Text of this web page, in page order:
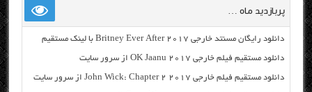
پربازدید ماه …
دانلود رایگان مسنتد خارجی Britney Ever After 2017 با لینک مستقیم
دانلود مستقیم فیلم خارجی OK Jaanu 2017 از سرور سایت
دانلود مستقیم فیلم خارجی John Wick: Chapter 2 2017 از سرور سایت